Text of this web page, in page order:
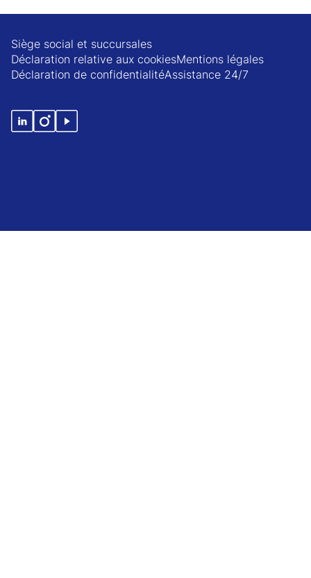
Siège social et succursales
Déclaration relative aux cookiesMentions légales
Déclaration de confidentialitéAssistance 24/7